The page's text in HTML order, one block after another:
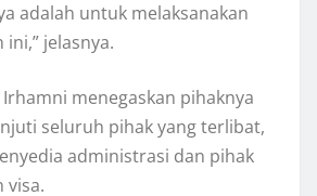
adalah untuk melaksanakan
jelasnya.
menegaskan pihaknya
seluruh pihak yang terlibat,
administrasi dan pihak
visa.